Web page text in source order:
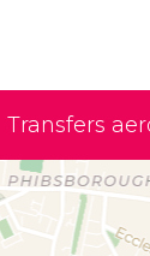
Transfers